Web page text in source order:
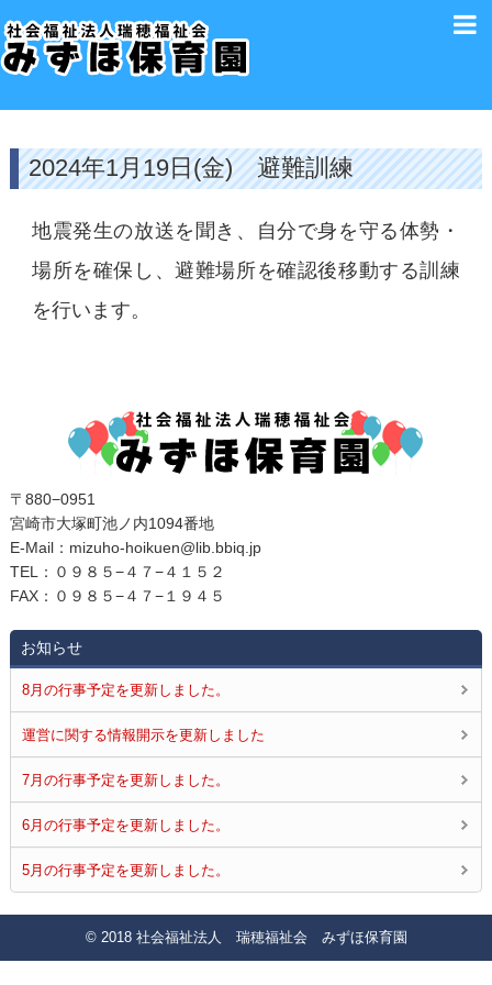
2024年1月19日(金) 避難訓練
地震発生の放送を聞き、自分で身を守る体勢・
場所を確保し、避難場所を確認後移動する訓練
を行います。
〒880−0951
宮崎市大塚町池ノ内1094番地
E‐Mail：mizuho-hoikuen@lib.bbiq.jp
TEL：０９８５−４７−４１５２
FAX：０９８５−４７−１９４５
お知らせ
8月の行事予定を更新しました。
運営に関する情報開示を更新しました
7月の行事予定を更新しました。
6月の行事予定を更新しました。
5月の行事予定を更新しました。
© 2018 社会福祉法人 瑞穂福祉会 みずほ保育園